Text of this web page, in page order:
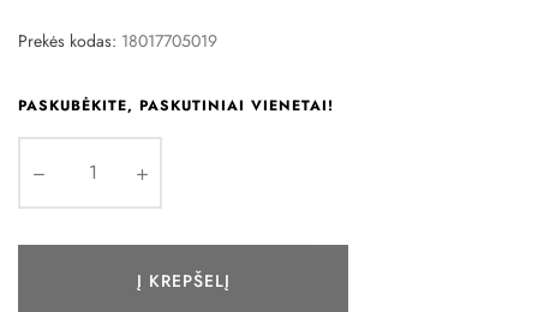
Prekės kodas: 18017705019
PASKUBĖKITE, PASKUTINIAI VIENETAI!
Į KREPŠELĮ